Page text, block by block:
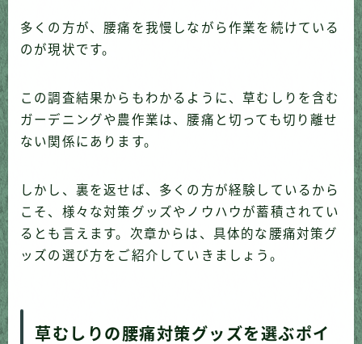
多くの方が、腰痛を我慢しながら作業を続けている
のが現状です。
この調査結果からもわかるように、草むしりを含む
ガーデニングや農作業は、腰痛と切っても切り離せ
ない関係にあります。
しかし、裏を返せば、多くの方が経験しているから
こそ、様々な対策グッズやノウハウが蓄積されてい
るとも言えます。次章からは、具体的な腰痛対策グ
ッズの選び方をご紹介していきましょう。
草むしりの腰痛対策グッズを選ぶポイ